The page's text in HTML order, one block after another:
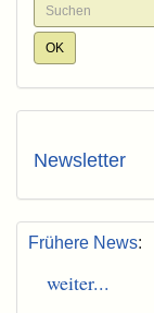
Newsletter
Frühere News:
weiter...